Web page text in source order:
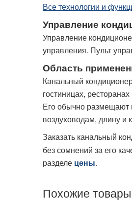
Все технологии и
Управление
Управление
управления. Пульт
Область
Канальный
гостиницах,
Его обычно размещают
воздуховодам, длину и
Заказать канальный
без сомнений за его
разделе цены.
Похожие товары